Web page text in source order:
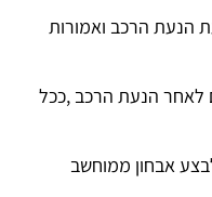
הנעת הרכב ואמורות
לאחר הנעת הרכב ,ככל
אבחון ממוחשב